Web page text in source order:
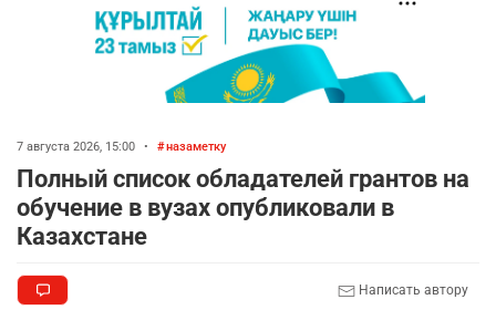
7 августа 2026, 15:00 • назаметку
Полный список обладателей грантов на
обучение в вузах опубликовали в
Казахстане
Написать автору